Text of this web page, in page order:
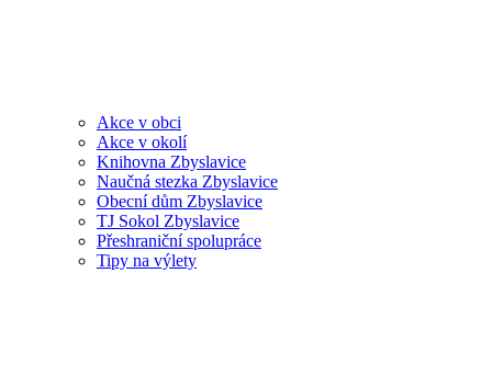
Akce v obci
Akce v okolí
Knihovna Zbyslavice
Naučná stezka Zbyslavice
Obecní dům Zbyslavice
TJ Sokol Zbyslavice
Přeshraniční spolupráce
Tipy na výlety